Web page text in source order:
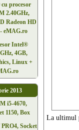
procesor
2.40GHz,
Radeon HD
eMAG.ro
Intel®
4GB,
Linux +
2013
i5-4670,
1150, Box
Socket
La ultimul